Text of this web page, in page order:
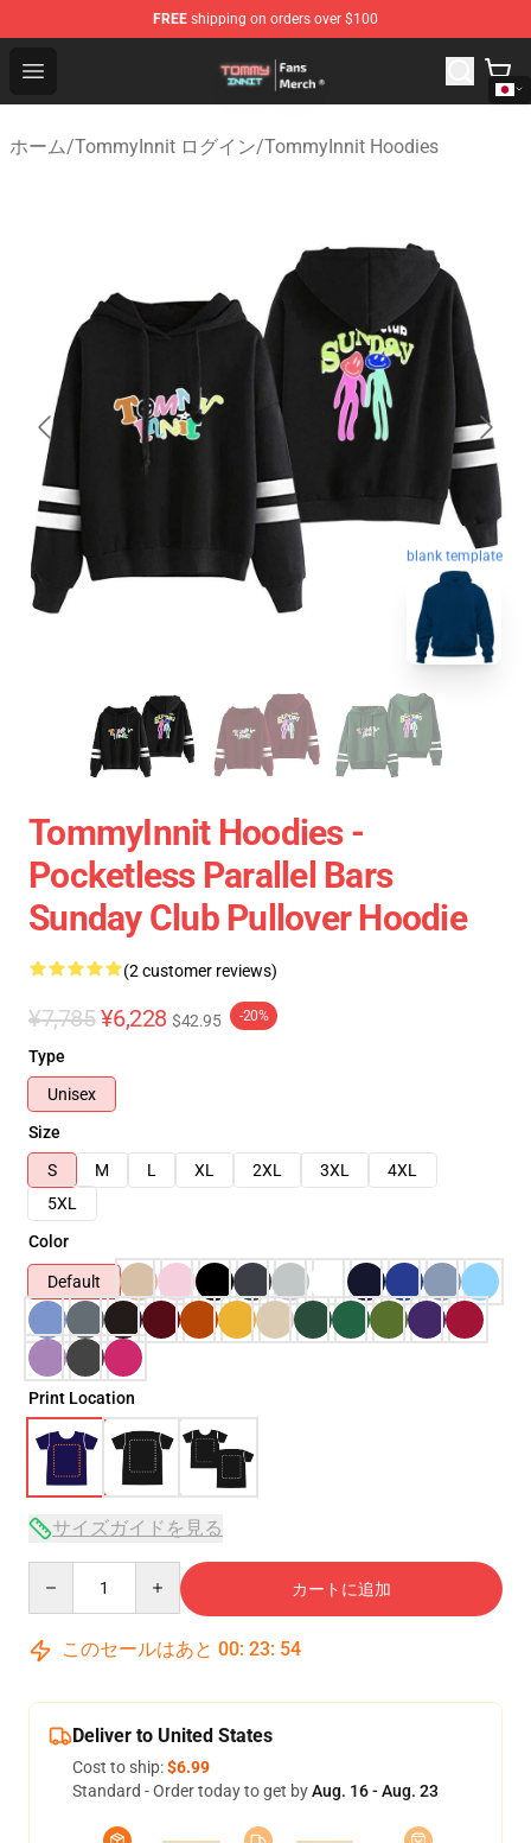
FREE shipping on orders over $100
Open menu
TommyInnit Store - Official TommyInnit Merchandise
ホーム/TommyInnit ログイン/TommyInnit Hoodies
blank template
TommyInnit Hoodies -
Pocketless Parallel Bars
Sunday Club Pullover Hoodie
(2 customer reviews)
¥7,785 ¥6,228 $42.95 -20%
Type
Unisex
Size
S
M L XL 2XL 3XL
4XL
5XL
Color
Default
Print Location
サイズガイドを見る
カートに追加
このセールはあと 00: 23: 54
Deliver to United States
Cost to ship:$6.99
Standard - Order today to get byAug. 16 - Aug. 23